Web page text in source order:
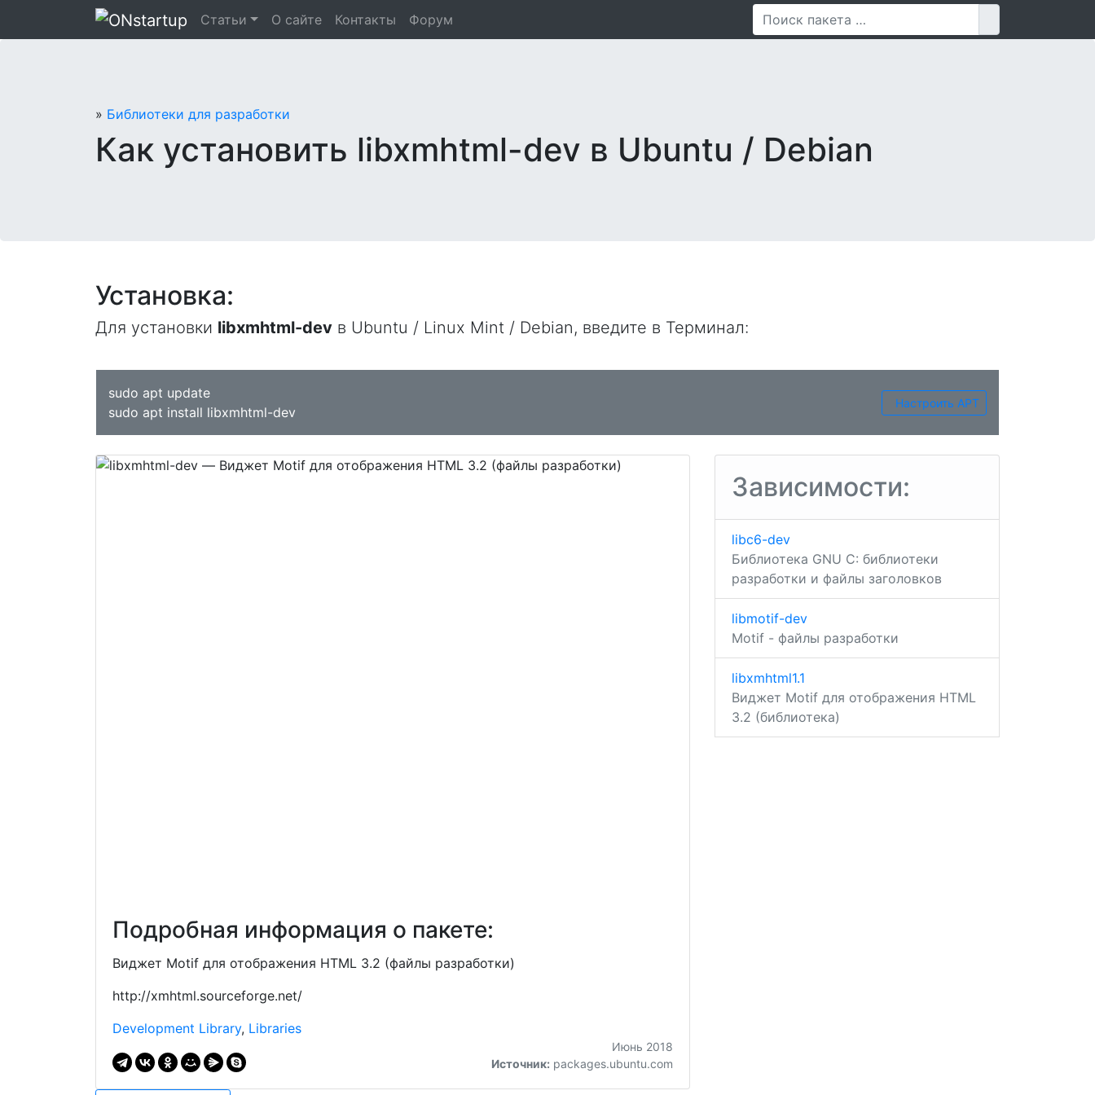
Статьи О сайте Контакты Форум
» Библиотеки для разработки
Как установить libxmhtml-dev в Ubuntu / Debian
Установка:
Для установки libxmhtml-dev в Ubuntu / Linux Mint / Debian, введите в Терминал:
sudo apt update
sudo apt install libxmhtml-dev
Настроить APT
Подробная информация о пакете:
Виджет Motif для отображения HTML 3.2 (файлы разработки)
http://xmhtml.sourceforge.net/
Development Library, Libraries
Июнь 2018
Источник: packages.ubuntu.com
Зависимости:
libc6-dev
Библиотека GNU C: библиотеки
разработки и файлы заголовков
libmotif-dev
Motif - файлы разработки
libxmhtml1.1
Виджет Motif для отображения HTML
3.2 (библиотека)